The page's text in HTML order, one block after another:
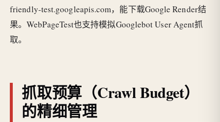
friendly-test.googleapis.com，能下载Google Render结
果。WebPageTest也支持模拟Googlebot User Agent抓
取。
抓取预算（Crawl Budget）
的精细管理